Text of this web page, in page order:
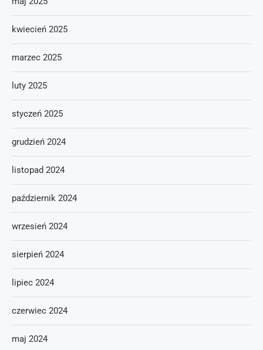
kwiecień 2025
marzec 2025
luty 2025
styczeń 2025
grudzień 2024
listopad 2024
październik 2024
wrzesień 2024
sierpień 2024
lipiec 2024
czerwiec 2024
maj 2024